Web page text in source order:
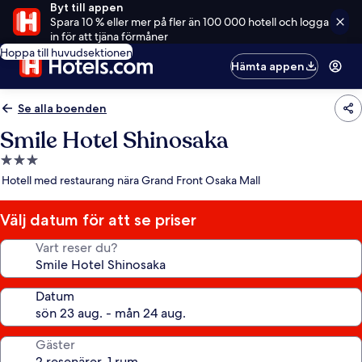
Byt till appen
Spara 10 % eller mer på fler än 100 000 hotell och logga
in för att tjäna förmåner
Hoppa till huvudsektionen
Hämta appen
Se alla boenden
Smile Hotel Shinosaka
3.0-
stjärnigt
Hotell med restaurang nära Grand Front Osaka Mall
Välj datum för att se priser
Vart reser du?
Datum
Gäster